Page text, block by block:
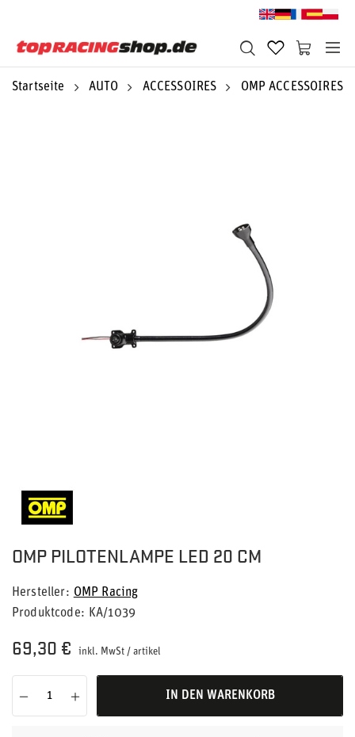
Startseite AUTO ACCESSOIRES OMP ACCESSOIRES
OMP PILOTENLAMPE LED 20 CM
Hersteller
OMP Racing
Produktcode
KA/1039
69,30 € inkl. MwSt / artikel
IN DEN WARENKORB